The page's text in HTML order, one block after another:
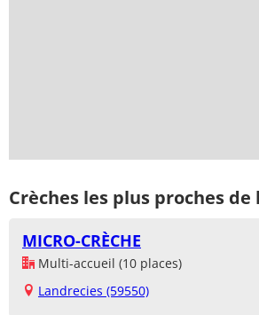
Crèches les plus proches de
MICRO-CRÈCHE
Multi-accueil (10 places)
Landrecies (59550)